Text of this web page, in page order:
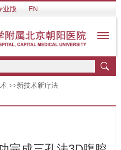
业版 EN
>>新技术新疗法